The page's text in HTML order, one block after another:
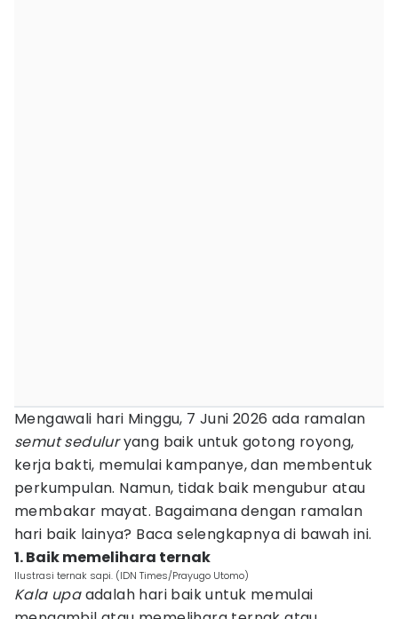
Mengawali hari Minggu, 7 Juni 2026 ada ramalan
semut seduluryang baik untuk gotong royong,
kerja bakti, memulai kampanye, dan membentuk
perkumpulan. Namun, tidak baik mengubur atau
membakar mayat. Bagaimana dengan ramalan
hari baik lainya? Baca selengkapnya di bawah ini.
1. Baik memelihara ternak
Ilustrasi ternak sapi. (IDN Times/Prayugo Utomo)
Kala upaadalah hari baik untuk memulai